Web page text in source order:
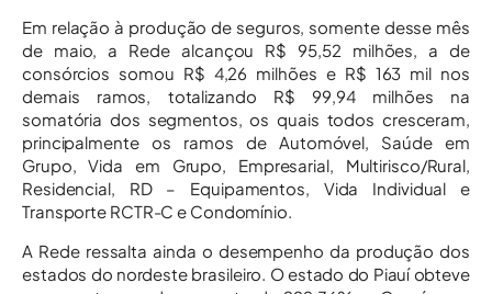
Em relação à produção de seguros, somente desse mês
de maio, a Rede alcançou R$ 95,52 milhões, a de
consórcios somou R$ 4,26 milhões e R$ 163 mil nos
demais ramos, totalizando R$ 99,94 milhões na
somatória dos segmentos, os quais todos cresceram,
principalmente os ramos de Automóvel, Saúde em
Grupo, Vida em Grupo, Empresarial, Multirisco/Rural,
Residencial, RD – Equipamentos, Vida Individual e
Transporte RCTR-C e Condomínio.
A Rede ressalta ainda o desempenho da produção dos
estados do nordeste brasileiro. O estado do Piauí obteve